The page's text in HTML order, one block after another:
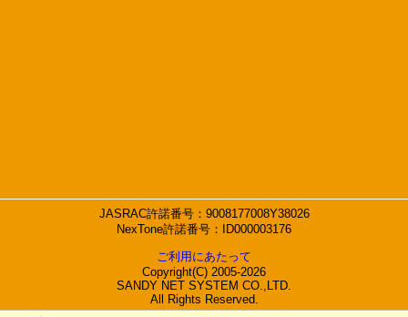
JASRAC許諾番号：9008177008Y38026
NexTone許諾番号：ID000003176
ご利用にあたって
Copyright(C) 2005-2026
SANDY NET SYSTEM CO.,LTD.
All Rights Reserved.